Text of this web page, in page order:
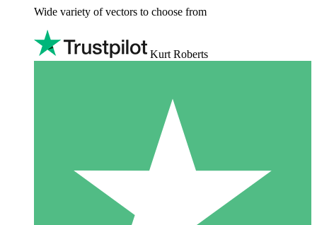
Wide variety of vectors to choose from
Kurt Roberts